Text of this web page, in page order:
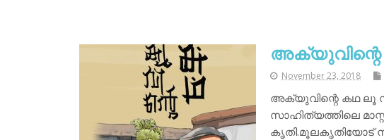
November 23, 2018
അക്യുവിന്റെ കഥ
സാഹിത്യത്തിലെ
കൃതി.മൂലകൃതിയോട്